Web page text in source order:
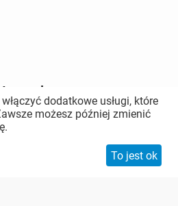
w kontakcie
dodatkowe usługi, które
możesz później zmienić
To jest ok